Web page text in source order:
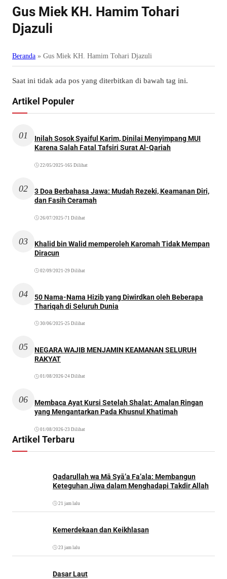
Gus Miek KH. Hamim Tohari
Djazuli
Beranda » Gus Miek KH. Hamim Tohari Djazuli
Saat ini tidak ada pos yang diterbitkan di bawah tag ini.
Artikel Populer
01
Inilah Sosok Syaiful Karim, Dinilai Menyimpang MUI
Karena Salah Fatal Tafsiri Surat Al-Qariah
22/05/2025 •165 Dilihat
02
3 Doa Berbahasa Jawa: Mudah Rezeki, Keamanan Diri,
dan Fasih Ceramah
26/07/2025 •71 Dilihat
03
Khalid bin Walid memperoleh Karomah Tidak Mempan
Diracun
02/09/2021 •29 Dilihat
04
50 Nama-Nama Hizib yang Diwirdkan oleh Beberapa
Thariqah di Seluruh Dunia
30/06/2025 •25 Dilihat
05
NEGARA WAJIB MENJAMIN KEAMANAN SELURUH
RAKYAT
01/08/2026•24 Dilihat
06
Membaca Ayat Kursi Setelah Shalat: Amalan Ringan
yang Mengantarkan Pada Khusnul Khatimah
01/08/2026•23 Dilihat
Artikel Terbaru
Qadarullah wa Mā Syā’a Fa’ala: Membangun
Keteguhan Jiwa dalam Menghadapi Takdir Allah
21 jam lalu
Kemerdekaan dan Keikhlasan
23 jam lalu
Dasar Laut